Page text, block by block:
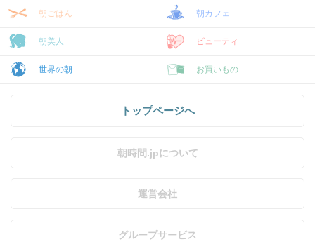
朝ごはん 朝カフェ
朝美人 ビューティ
世界の朝 お買いもの
トップページへ
朝時間.jpについて
運営会社
グループサービス